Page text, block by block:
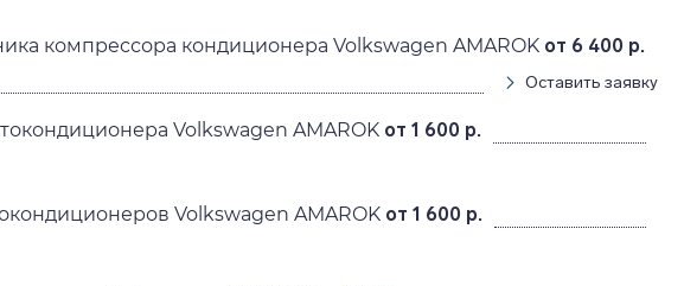
компрессора кондиционера Volkswagen AMAROK от 6 400 р.
Оставить заявку
Volkswagen AMAROK от 1 600 р.
Volkswagen AMAROK от 1 600 р.